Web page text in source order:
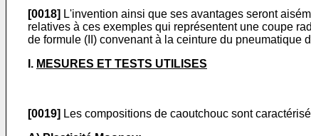
[0018] L'invention ainsi que ses avantages seront
relatives à ces exemples qui représentent une coupe
de formule (II) convenant à la ceinture du pneumatique
I. MESURES ET TESTS UTILISES
[0019] Les compositions de caoutchouc sont